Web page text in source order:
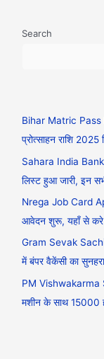
Search
Bihar Matric Pass
प्रोत्साहन राशि 2025
Sahara India
लिस्ट हुआ जारी, इन
Nrega Job Card
आवेदन शुरू, यहाँ से
Gram Sevak
में बंपर वैकेंसी का
PM Vishwakarma
मशीन के साथ 15000